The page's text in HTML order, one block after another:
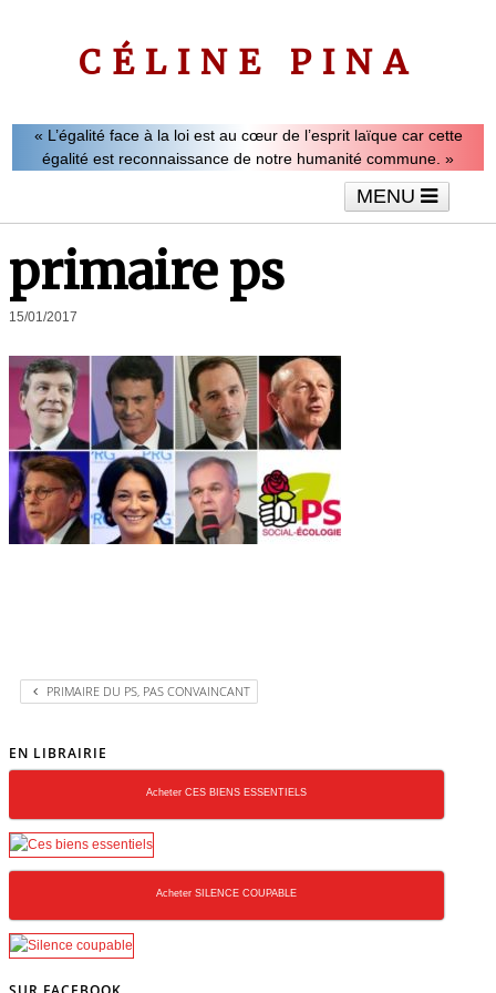
CÉLINE PINA
« L’égalité face à la loi est au cœur de l’esprit laïque car cette
égalité est reconnaissance de notre humanité commune. »
MENU
Interviews Vidéos Articles
primaire ps
15/01/2017
PRIMAIRE DU PS, PAS CONVAINCANT
EN LIBRAIRIE
Acheter CES BIENS ESSENTIELS
Acheter SILENCE COUPABLE